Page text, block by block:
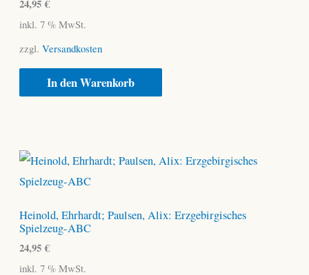
24,95€
inkl. 7 % MwSt.
zzgl. Versandkosten
In den Warenkorb
Heinold, Ehrhardt; Paulsen, Alix: Erzgebirgisches
Spielzeug-ABC
24,95€
inkl. 7 % MwSt.